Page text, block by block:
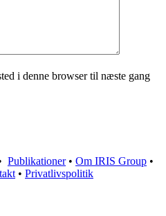
i denne browser til næste gang
Publikationer• Om IRIS Group •
• Privatlivspolitik